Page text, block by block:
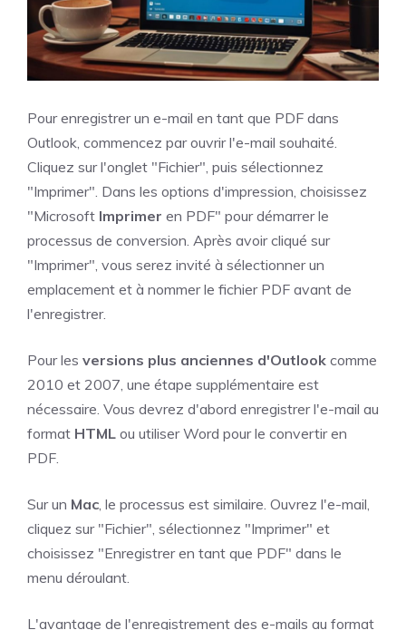
Pour enregistrer un e-mail en tant que PDF dans
Outlook, commencez par ouvrir l'e-mail souhaité.
Cliquez sur l'onglet "Fichier", puis sélectionnez
"Imprimer". Dans les options d'impression, choisissez
"Microsoft Imprimer en PDF" pour démarrer le
processus de conversion. Après avoir cliqué sur
"Imprimer", vous serez invité à sélectionner un
emplacement et à nommer le fichier PDF avant de
l'enregistrer.
Pour les versions plus anciennes d'Outlook comme
2010 et 2007, une étape supplémentaire est
nécessaire. Vous devrez d'abord enregistrer l'e-mail au
format HTML ou utiliser Word pour le convertir en
PDF.
Sur un Mac, le processus est similaire. Ouvrez l'e-mail,
cliquez sur "Fichier", sélectionnez "Imprimer" et
choisissez "Enregistrer en tant que PDF" dans le
menu déroulant.
L'avantage de l'enregistrement des e-mails au format